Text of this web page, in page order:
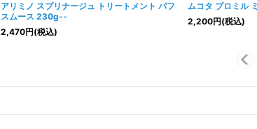
アリミノ スプリナージュ トリートメント パフ
スムース 230g--
2,470円(税込)
ムコタ プロミル
2,200円(税込)